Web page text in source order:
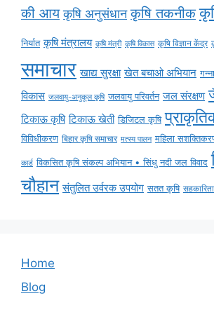
की आय कृषि अनुसंधान कृषि तकनीक
निर्यात कृषि मंत्रालय कृषि मंत्री कृषि विकास कृषि विज्ञान केंद्र
समाचार खाद्य सुरक्षा खेत बचाओ अभियान
विकास जलवायु-अनुकूल कृषि जलवायु परिवर्तन जल संरक्षण
टिकाऊ कृषि टिकाऊ खेती डिजिटल कृषि
विविधीकरण बिहार कृषि समाचार मत्स्य पालन महिला
कार्ड विकसित कृषि संकल्प अभियान • सिंधु नदी जल विवाद
चौहान संतुलित उर्वरक उपयोग सतत कृषि
Home
Blog